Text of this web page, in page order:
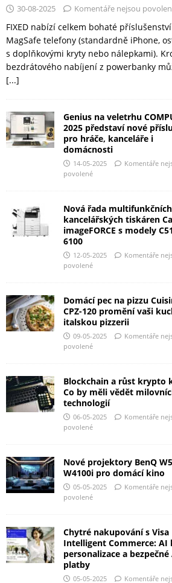
30-08-2025 Komentáře nejsou
FIXED nabízí celkem bohaté
MagSafe telefony (standardně iPhone,
s doplňkovými kryty nebo nálepkami).
bezdrátového nabíjení z powerbanky
[...]
Genius na veletrhu
2025 představí nové
pro hráče, kanceláře i
domácnosti
14-05-2025
Komentáře
povolené
Nová řada multifunkčních
kancelářských tiskáren
imageFORCE s modely
6100
12-05-2025
Komentáře
povolené
Domácí pec na pizzu
CPZ-120 promění vaši
italskou pizzerii
09-05-2025
Komentáře
povolené
Blockchain a růst krypto
Co by měli vědět
technologií
06-05-2025
Komentáře
povolené
Nové projektory BenQ
W4100i pro domácí kino
05-05-2025
Komentáře
povolené
Chytré nakupování s Visa
Intelligent Commerce: AI
personalizace a bezpečné
platby
05-05-2025 Komentáře